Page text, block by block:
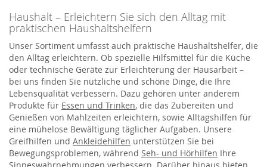
Haushalt – Erleichtern Sie sich den Alltag mit
praktischen Haushaltshelfern
Unser Sortiment umfasst auch praktische Haushaltshelfer, die
den Alltag erleichtern. Ob spezielle Hilfsmittel für die Küche
oder technische Geräte zur Erleichterung der Hausarbeit –
bei uns finden Sie nützliche und schöne Dinge, die Ihre
Lebensqualität verbessern. Dazu gehören unter anderem
Produkte für Essen und Trinken, die das Zubereiten und
Genießen von Mahlzeiten erleichtern, sowie Alltagshilfen für
eine mühelose Bewältigung täglicher Aufgaben. Unsere
Greifhilfen und Ankleidehilfen unterstützen Sie bei
Bewegungsproblemen, während Seh- und Hörhilfen Ihre